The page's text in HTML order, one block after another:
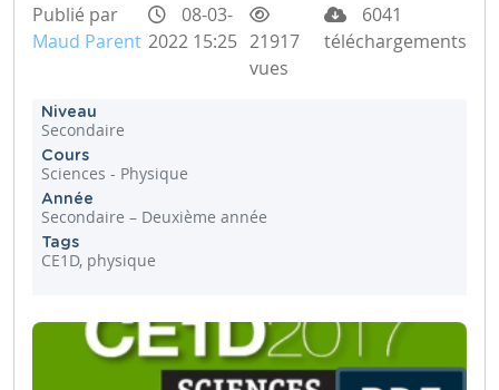
Publié par
Maud Parent
08-03-
2022 15:25 21917
vues
6041
téléchargements
Niveau
Secondaire
Cours
Sciences - Physique
Année
Secondaire – Deuxième année
Tags
CE1D, physique